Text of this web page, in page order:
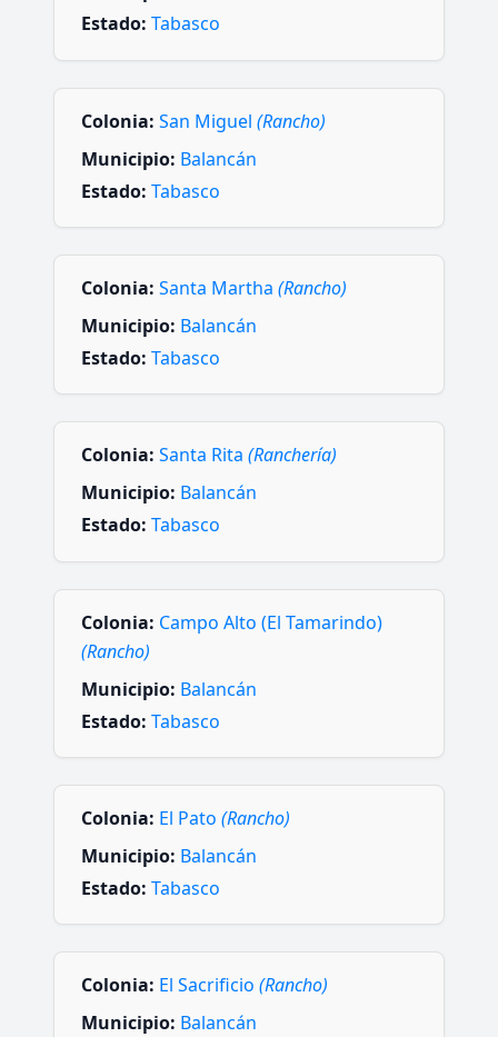
Estado: Tabasco
Colonia: San Miguel (Rancho)
Municipio: Balancán
Estado: Tabasco
Colonia: Santa Martha (Rancho)
Municipio: Balancán
Estado: Tabasco
Colonia: Santa Rita (Ranchería)
Municipio: Balancán
Estado: Tabasco
Colonia: Campo Alto (El Tamarindo)
(Rancho)
Municipio: Balancán
Estado: Tabasco
Colonia: El Pato (Rancho)
Municipio: Balancán
Estado: Tabasco
Colonia: El Sacrificio (Rancho)
Municipio: Balancán